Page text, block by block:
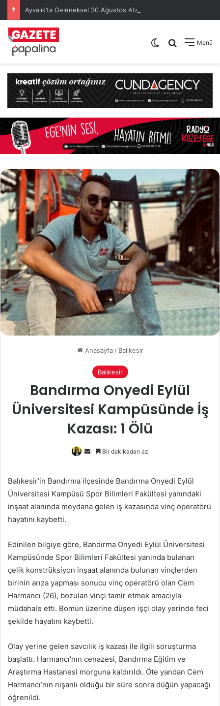
Menü
Arama yap
Dış görünümü
Anasayfa / Balıkesir
Balıkesir
Bandırma Onyedi Eylül
Üniversitesi Kampüsünde İş
Kazası: 1 Ölü
Bir
göndermek
Bir dakikadan az
Balıkesir’in Bandırma ilçesinde Bandırma Onyedi Eylül
Üniversitesi Kampüsü Spor Bilimleri Fakültesi yanındaki
inşaat alanında meydana gelen iş kazasında vinç operatörü
hayatını kaybetti.
Edinilen bilgiye göre, Bandırma Onyedi Eylül Üniversitesi
Kampüsünde Spor Bilimleri Fakültesi yanında bulanan
çelik konstrüksiyon inşaat alanında bulunan vinçlerden
birinin arıza yapması sonucu vinç operatörü olan Cem
Harmancı (26), bozulan vinçi tamir etmek amacıyla
müdahale etti. Bomun üzerine düşen işçi olay yerinde feci
şekilde hayatını kaybetti.
Olay yerine gelen savcılık iş kazası ile ilgili soruşturma
başlattı. Harmancı’nın cenazesi, Bandırma Eğitim ve
Araştırma Hastanesi morguna kaldırıldı. Öte yandan Cem
Harmancı’nın nişanlı olduğu bir süre sonra düğün yapacağı
öğrenildi.